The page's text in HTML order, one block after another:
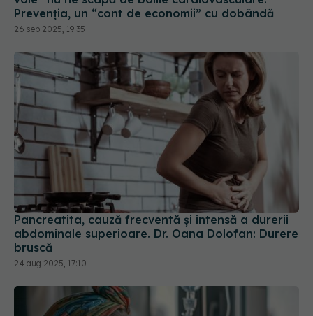
Pancreatita, cauză frecventă și intensă a durerii
abdominale superioare. Dr. Oana Dolofan: Durere
bruscă
24 aug 2025, 17:10